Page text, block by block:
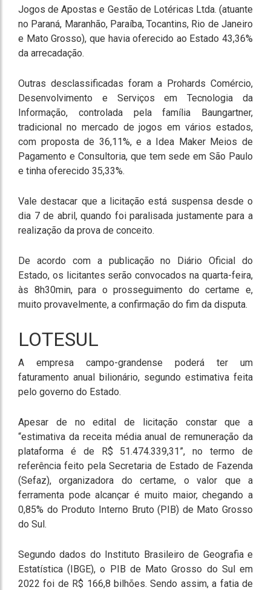
Jogos de Apostas e Gestão de Lotéricas Ltda. (atuante
no Paraná, Maranhão, Paraíba, Tocantins, Rio de Janeiro
e Mato Grosso), que havia oferecido ao Estado 43,36%
da arrecadação.
Outras desclassificadas foram a Prohards Comércio,
Desenvolvimento e Serviços em Tecnologia da
Informação, controlada pela família Baungartner,
tradicional no mercado de jogos em vários estados,
com proposta de 36,11%, e a Idea Maker Meios de
Pagamento e Consultoria, que tem sede em São Paulo
e tinha oferecido 35,33%.
Vale destacar que a licitação está suspensa desde o
dia 7 de abril, quando foi paralisada justamente para a
realização da prova de conceito.
De acordo com a publicação no Diário Oficial do
Estado, os licitantes serão convocados na quarta-feira,
às 8h30min, para o prosseguimento do certame e,
muito provavelmente, a confirmação do fim da disputa.
LOTESUL
A empresa campo-grandense poderá ter um
faturamento anual bilionário, segundo estimativa feita
pelo governo do Estado.
Apesar de no edital de licitação constar que a
“estimativa da receita média anual de remuneração da
plataforma é de R$ 51.474.339,31”, no termo de
referência feito pela Secretaria de Estado de Fazenda
(Sefaz), organizadora do certame, o valor que a
ferramenta pode alcançar é muito maior, chegando a
0,85% do Produto Interno Bruto (PIB) de Mato Grosso
do Sul.
Segundo dados do Instituto Brasileiro de Geografia e
Estatística (IBGE), o PIB de Mato Grosso do Sul em
2022 foi de R$ 166,8 bilhões. Sendo assim, a fatia de